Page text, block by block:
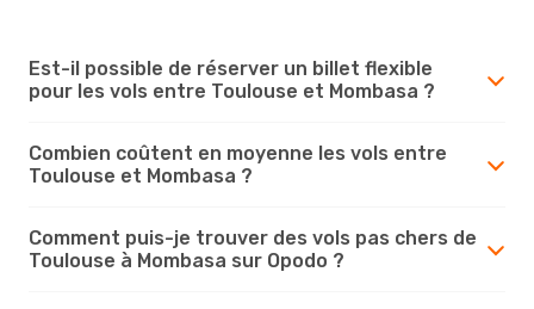
Est-il possible de réserver un billet flexible
pour les vols entre Toulouse et Mombasa ?
Combien coûtent en moyenne les vols entre
Toulouse et Mombasa ?
Comment puis-je trouver des vols pas chers de
Toulouse à Mombasa sur Opodo ?